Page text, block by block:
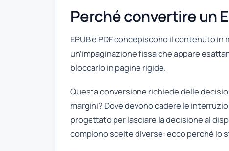
Perché convertire un
EPUB e PDF concepiscono il contenuto in
un’impaginazione fissa che appare
bloccarlo in pagine rigide.
Questa conversione richiede delle
margini? Dove devono cadere le
progettato per lasciare la decisione al
compiono scelte diverse: ecco perché lo